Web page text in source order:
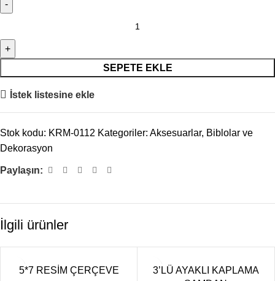
SEPETE EKLE
İstek listesine ekle
Stok kodu: KRM-0112 Kategoriler: Aksesuarlar, Biblolar ve
Dekorasyon
Paylaşın:
İlgili ürünler
5*7 RESİM ÇERÇEVE
3’LÜ AYAKLI KAPLAMA